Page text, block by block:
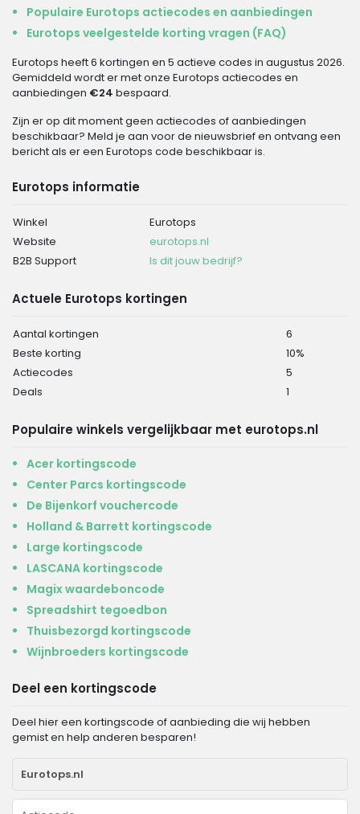
Populaire Eurotops actiecodes en aanbiedingen
Eurotops veelgestelde korting vragen (FAQ)
Eurotops heeft 6 kortingen en 5 actieve codes in augustus 2026.
Gemiddeld wordt er met onze Eurotops actiecodes en
aanbiedingen €24 bespaard.
Zijn er op dit moment geen actiecodes of aanbiedingen
beschikbaar? Meld je aan voor de nieuwsbrief en ontvang een
bericht als er een Eurotops code beschikbaar is.
Eurotops informatie
Winkel
Eurotops
Website
eurotops.nl
B2B Support
Is dit jouw bedrijf?
Actuele Eurotops kortingen
Aantal kortingen
6
Beste korting
10%
Actiecodes
5
Deals
1
Populaire winkels vergelijkbaar met eurotops.nl
Acer kortingscode
Center Parcs kortingscode
De Bijenkorf vouchercode
Holland & Barrett kortingscode
Large kortingscode
LASCANA kortingscode
Magix waardeboncode
Spreadshirt tegoedbon
Thuisbezorgd kortingscode
Wijnbroeders kortingscode
Deel een kortingscode
Deel hier een kortingscode of aanbieding die wij hebben
gemist en help anderen besparen!